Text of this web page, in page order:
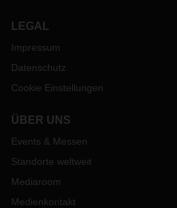
LEGAL
Impressum
Datenschutz
Cookie Einstellungen
ÜBER UNS
Events & Messen
Standorte weltweit
Mediaroom
Medienkontakt